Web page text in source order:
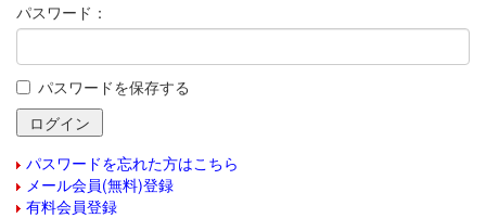
パスワード：
パスワードを保存する
パスワードを忘れた方はこちら
メール会員(無料)登録
有料会員登録